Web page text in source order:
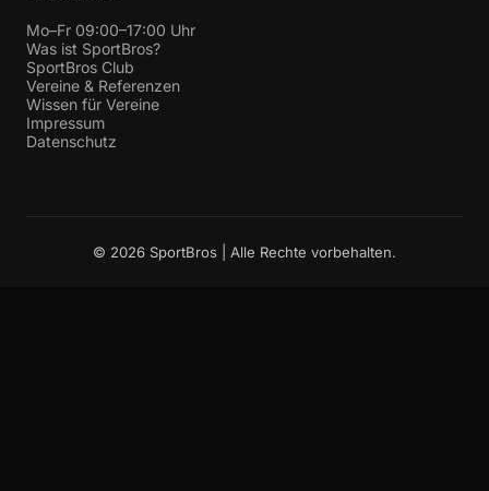
Mo–Fr 09:00–17:00 Uhr
Was ist SportBros?
SportBros Club
Vereine & Referenzen
Wissen für Vereine
Impressum
Datenschutz
© 2026 SportBros | Alle Rechte vorbehalten.